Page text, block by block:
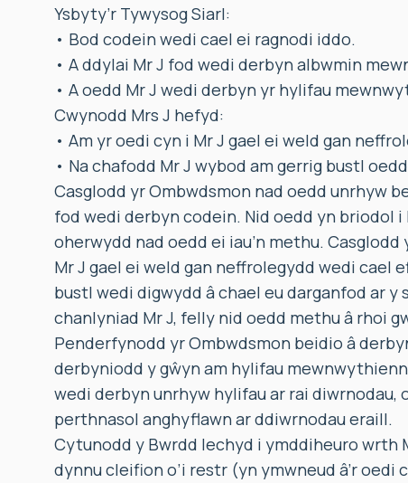
Ysbyty’r Tywysog Siarl:
• Bod codein wedi cael ei ragnodi iddo.
• A ddylai Mr J fod wedi derbyn albwmin
• A oedd Mr J wedi derbyn yr hylifau
Cwynodd Mrs J hefyd:
• Am yr oedi cyn i Mr J gael ei weld gan
• Na chafodd Mr J wybod am gerrig bustl
Casglodd yr Ombwdsmon nad oedd unrhyw
fod wedi derbyn codein. Nid oedd yn briodol
oherwydd nad oedd ei iau’n methu.
Mr J gael ei weld gan neffrolegydd wedi cael
bustl wedi digwydd â chael eu darganfod ar
chanlyniad Mr J, felly nid oedd methu â rhoi
Penderfynodd yr Ombwdsmon beidio â
derbyniodd y gŵyn am hylifau
wedi derbyn unrhyw hylifau ar rai diwrnodau,
perthnasol anghyflawn ar ddiwrnodau eraill.
Cytunodd y Bwrdd Iechyd i ymddiheuro wrth
dynnu cleifion o’i restr (yn ymwneud â’r oedi